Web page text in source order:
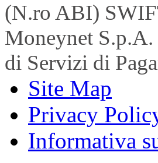
(N.ro ABI)
Moneynet S.p.A.
di Servizi di
Site Map
Privacy
Informativa